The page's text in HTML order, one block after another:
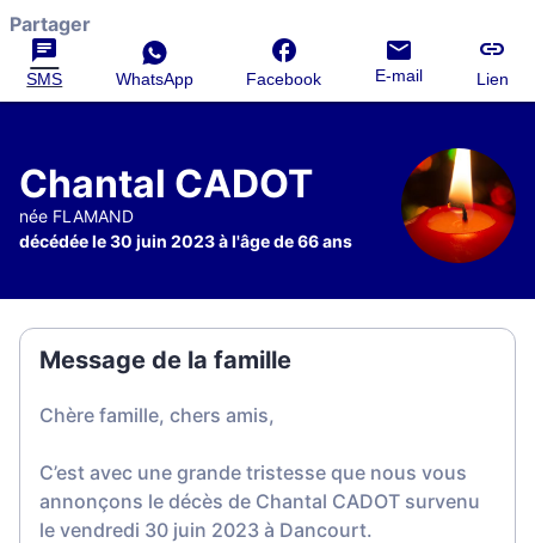
Partager
SMS WhatsApp Facebook E-mail Lien
Chantal CADOT
née FLAMAND
décédée le 30 juin 2023 à l'âge de 66 ans
Message de la famille
Chère famille, chers amis,
C’est avec une grande tristesse que nous vous
annonçons le décès de Chantal CADOT survenu
le vendredi 30 juin 2023 à Dancourt.